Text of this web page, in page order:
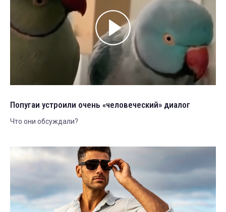
Попугаи устроили очень «человеческий» диалог
Что они обсуждали?